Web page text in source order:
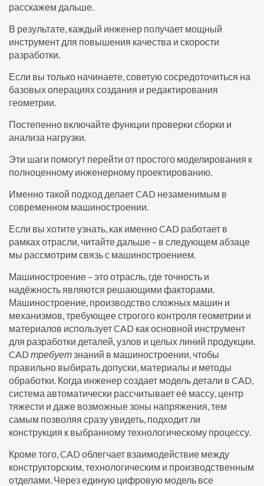
расскажем дальше.
В результате, каждый инженер получает мощный
инструмент для повышения качества и скорости
разработки.
Если вы только начинаете, советую сосредоточиться на
базовых операциях создания и редактирования
геометрии.
Постепенно включайте функции проверки сборки и
анализа нагрузки.
Эти шаги помогут перейти от простого моделирования к
полноценному инженерному проектированию.
Именно такой подход делает CAD незаменимым в
современном машиностроении.
Если вы хотите узнать, как именно CAD работает в
рамках отрасли, читайте дальше – в следующем абзаце
мы рассмотрим связь с машиностроением.
Машиностроение – это отрасль, где точность и
надёжность являются решающими факторами.
Машиностроение, производство сложных машин и
механизмов, требующее строгого контроля геометрии и
материалов использует CAD как основной инструмент
для разработки деталей, узлов и целых линий продукции.
CAD требуетзнаний в машиностроении, чтобы
правильно выбирать допуски, материалы и методы
обработки. Когда инженер создает модель детали в CAD,
система автоматически рассчитывает её массу, центр
тяжести и даже возможные зоны напряжения, тем
самым позволяя сразу увидеть, подходит ли
конструкция к выбранному технологическому процессу.
Кроме того, CAD облегчает взаимодействие между
конструкторским, технологическим и производственным
отделами. Через единую цифровую модель все